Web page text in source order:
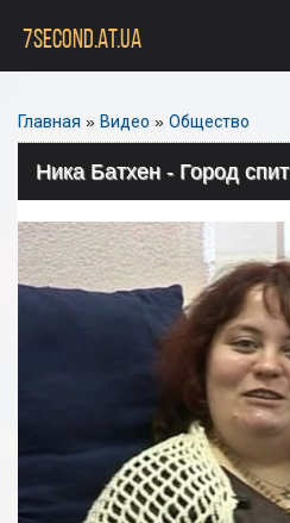
7SECOND.AT.UA
Главная » Видео » Общество
Ника Батхен - Город спит